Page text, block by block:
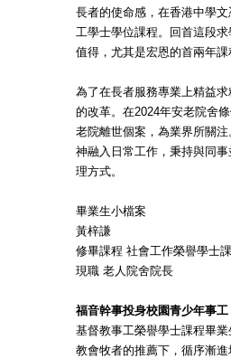
長者的使命感，在香港中學
工學士學位課程。回首這段
值得，尤其是宏恩的首兩年
為了在長者服務專業上精益
的改革。在2024年安老院舍
老院離世個案，為業界所關
神融入日常工作，秉持與同
理方式。
畢業生小檔案
黃梓謙
修畢課程 社會工作榮譽學士
現職 老人院舍院長
福音幹事投身校園青少年事工
基督教事工榮譽學士課程畢
教會牧者的推薦下，循序漸